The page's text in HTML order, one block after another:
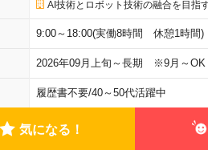
AI技術とロボット技術の融合を目指
9:00～18:00(実働8時間 休憩1時間)
2026年09月上旬～長期 ※9月～OK
履歴書不要/40～50代活躍中
気になる！